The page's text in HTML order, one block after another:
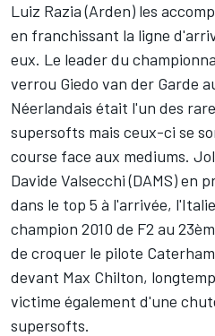
Luiz Razia (Arden) les
en franchissant la ligne
eux. Le leader du
verrou Giedo van der Garde
Néerlandais était l'un des
supersofts mais ceux-ci se
course face aux mediums.
Davide Valsecchi (DAMS) en
dans le top 5 à l'arrivée,
champion 2010 de F2 au
de croquer le pilote
devant Max Chilton,
victime également d'une
supersofts.